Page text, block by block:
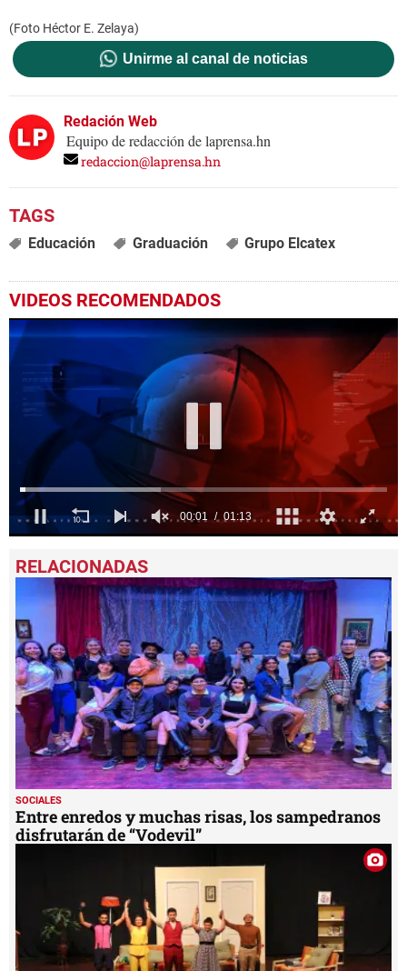
(Foto Héctor E. Zelaya)
Unirme al canal de noticias
Redación Web
Equipo de redacción de laprensa.hn
redaccion@laprensa.hn
Educación Graduación Grupo Elcatex
VIDEOS RECOMENDADOS
seconds
of
minute,
13
seconds
SOCIALES
Entre enredos y muchas risas, los sampedranos
disfrutarán de “Vodevil”